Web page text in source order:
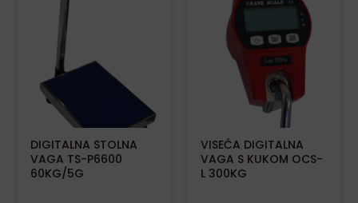
DIGITALNA STOLNA
VAGA TS-P6600
60KG/5G
VISEĆA DIGITALNA
VAGA S KUKOM OCS-
L 300KG